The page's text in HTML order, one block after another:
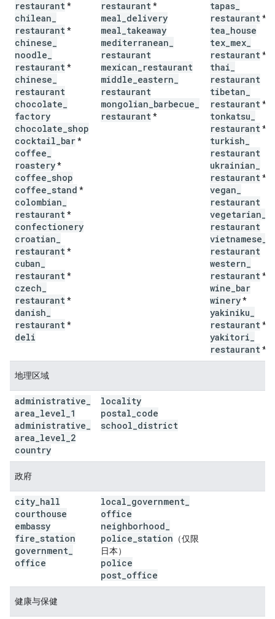
restaurant*
chilean
restaurant*
chinese
noodle
restaurant*
chinese
restaurant
chocolate
factory
chocolate shop
cocktail bar*
coffee
roastery*
coffee shop
coffee stand *
colombian
restaurant*
confectionery
croatian
restaurant*
cuban
restaurant*
czech
restaurant*
danish
restaurant*
deli
restaurant*
meal delivery
meal takeaway
mediterranean
restaurant
mexican restaurant
middle eastern
restaurant
mongolian barbecue
restaurant*
tapas
restaurant*
tea house
tex mex
restaurant*
thai
restaurant
tibetan
restaurant*
tonkatsu
restaurant*
turkish
restaurant
ukrainian
restaurant*
vegan
restaurant
vegetarian
restaurant
vietnamese
restaurant
western
restaurant*
wine bar
winery*
yakiniku
restaurant*
yakitori
restaurant*
地理区域
administrative
area level 1
administrative
area level 2
country
locality
postal code
school district
政府
city hall
courthouse
embassy
fire station
government
office
local government
office
neighborhood
police station （仅限
日本）
police
post office
健康与保健